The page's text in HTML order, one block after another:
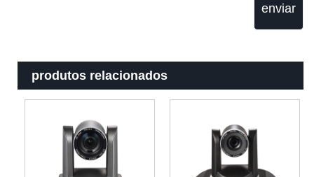
enviar
produtos relacionados